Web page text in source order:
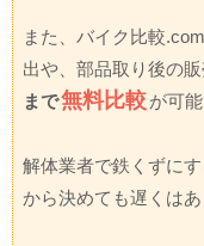
また、バイク比較
出や、部品取り後の
まで無料比較が可能
解体業者で鉄くずに
から決めても遅くはあ